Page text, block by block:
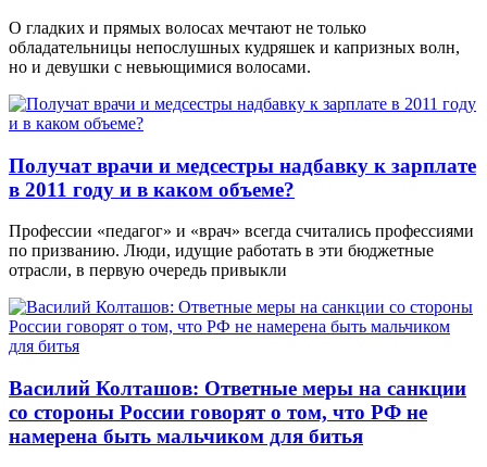
О гладких и прямых волосах мечтают не только
обладательницы непослушных кудряшек и капризных волн,
но и девушки с невьющимися волосами.
Получат врачи и медсестры надбавку к зарплате
в 2011 году и в каком объеме?
Профессии «педагог» и «врач» всегда считались профессиями
по призванию. Люди, идущие работать в эти бюджетные
отрасли, в первую очередь привыкли
Василий Колташов: Ответные меры на санкции
со стороны России говорят о том, что РФ не
намерена быть мальчиком для битья